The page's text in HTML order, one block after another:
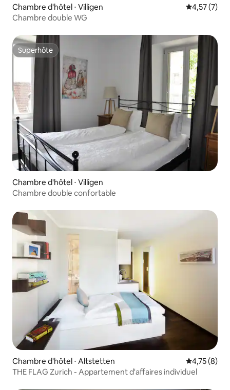
Chambre d'hôtel ⋅ Villigen Évaluation
4,57 (7)
Chambre double WG
Superhôte
Superhôte
Chambre d'hôtel ⋅ Villigen
Chambre double confortable
Chambre d'hôtel ⋅ Altstetten Évaluation
4,75 (8)
THE FLAG Zurich - Appartement d'affaires individuel